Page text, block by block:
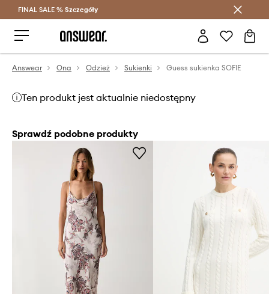
Oszczędzaj z Answear Club >
FINAL SALE % Szczegóły
Answear Ona Odzież Sukienki Guess sukienka SOFIE
Ten produkt jest aktualnie niedostępny
Sprawdź podobne produkty